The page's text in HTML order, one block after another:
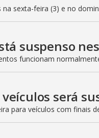
sexta-feira (3) e no
suspenso
funcionam
será
para veículos com finais